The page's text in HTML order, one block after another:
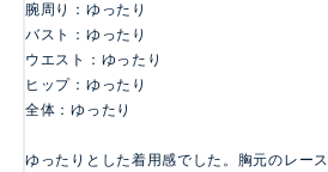
腕周り：ゆったり
バスト：ゆったり
ウエスト：ゆったり
ヒップ：ゆったり
全体：ゆったり
ゆったりとした着用感でした。胸元のレース